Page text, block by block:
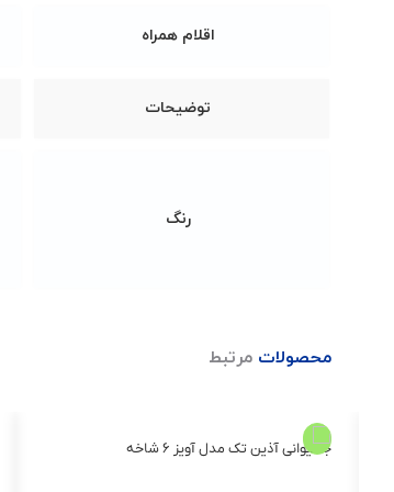
اقلام همراه
توضیحات
رنگ
محصولات مرتبط
جا لیوانی آذین تک مدل آویز ۶ شاخه